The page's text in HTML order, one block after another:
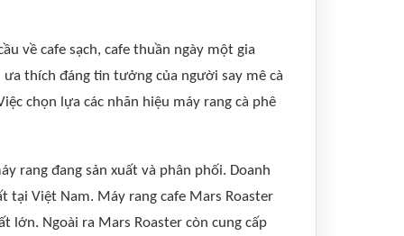
về cafe sạch, cafe thuần ngày một gia
thích đáng tin tưởng của người say mê cà
chọn lựa các nhãn hiệu máy rang cà phê
rang đang sản xuất và phân phối. Doanh
tại Việt Nam. Máy rang cafe Mars Roaster
lớn. Ngoài ra Mars Roaster còn cung cấp